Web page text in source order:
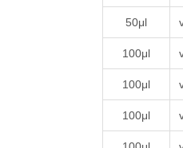
50μl
100μl
100μl
100μl